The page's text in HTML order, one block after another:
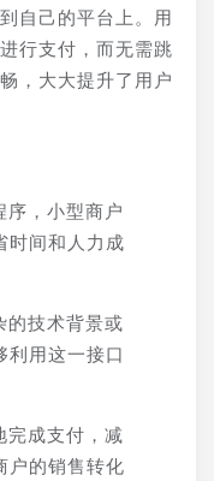
自己的平台上。用
行支付，而无需跳
，大大提升了用户
，小型商户
时间和人力成
技术背景或
利用这一接口
成支付，减
户的销售转化